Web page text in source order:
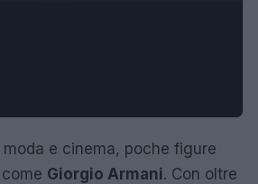
e cinema, poche figure
Giorgio Armani. Con oltre